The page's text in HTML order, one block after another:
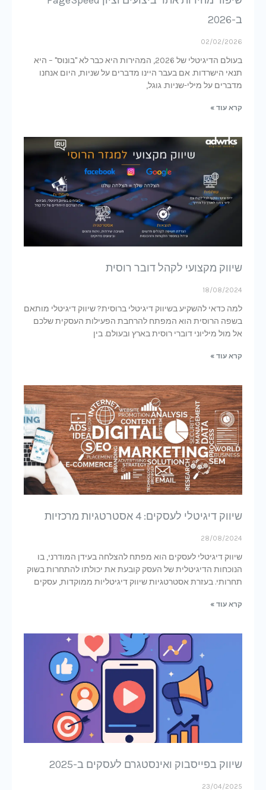
02/02/2026
בעולם הדיגיטלי של 2026, המהירות היא כבר לא "בונוס" – היא
תנאי הישרדות. אם בעבר היינו מדברים על שניות, היום אנחנו
מדברים על מילי-שניות. גוגל,
קרא עוד »
שיווק מקצועי לקהל דובר רוסית
18/08/2024
למה כדאי להשקיע בשיווק דיגיטלי ברוסית? שיווק דיגיטלי מותאם
בשפה הרוסית הוא המפתח להרחבת הפעילות העסקית שלכם
אל מול מיליוני דוברי רוסית בארץ ובעולם. בין
קרא עוד »
שיווק דיגיטלי לעסקים: 4 אסטרטגיות מרכזיות
28/08/2024
שיווק דיגיטלי לעסקים הוא מפתח להצלחה בעידן המודרני, בו
הנוכחות הדיגיטלית של העסק קובעת את יכולתו להתחרות בשוק
תחרותי. בעזרת אסטרטגיות שיווק דיגיטליות ממוקדות, עסקים
קרא עוד »
שיווק בפייסבוק ואינסטגרם לעסקים ב-2025
23/04/2025